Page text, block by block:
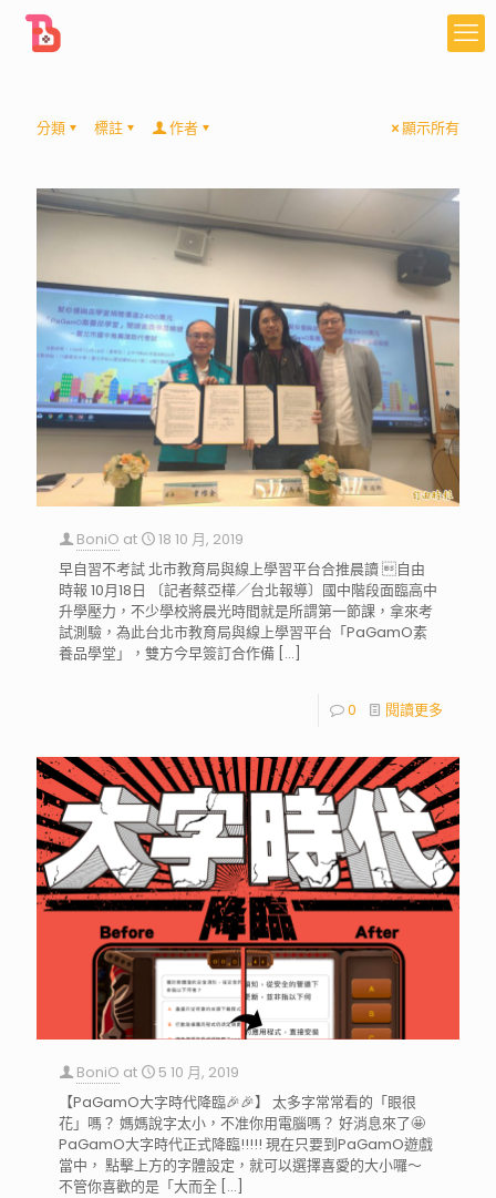
分類 標註 作者 顯示所有
BoniO at
18 10 月, 2019
早自習不考試 北市教育局與線上學習平台合推晨讀 自由
時報 10月18日 〔記者蔡亞樺／台北報導〕國中階段面臨高中
升學壓力，不少學校將晨光時間就是所謂第一節課，拿來考
試測驗，為此台北市教育局與線上學習平台「PaGamO素
養品學堂」，雙方今早簽訂合作備 […]
0 閱讀更多
BoniO at
5 10 月, 2019
【PaGamO大字時代降臨🎉🎉】 太多字常常看的「眼很
花」嗎？ 媽媽說字太小，不准你用電腦嗎？ 好消息來了🤩
PaGamO大字時代正式降臨!!!!! 現在只要到PaGamO遊戲
當中， 點擊上方的字體設定，就可以選擇喜愛的大小囉～
不管你喜歡的是「大而全 […]